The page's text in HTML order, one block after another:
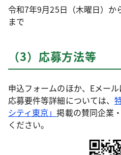
令和7年9月25日（木曜日）か
まで
（3）応募方法等
申込フォームのほか、Eメール
応募要件等詳細については、
シティ東京」掲載の賛同企業
ください。